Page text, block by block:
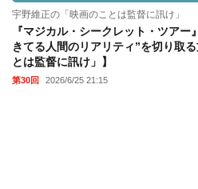
宇野維正の「映画のことは監督に訊け」
『マジカル・シークレット・ツア
きてる人間のリアリティ”を切り取
とは監督に訊け」】
第30回 2026/6/25 21:15